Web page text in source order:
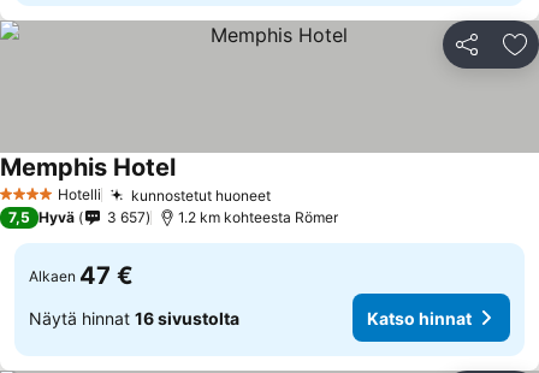
Jaa
4 Tähtiluokitus
Hotelli kunnostetut huoneetKatso hinnat
Memphis HotelKatso hinnat
7,5 Hyvä 3 657 1.2 km kohteesta Römer
Alkaen 47 €
Näytä hinnat 16 sivustolta Katso hinnat